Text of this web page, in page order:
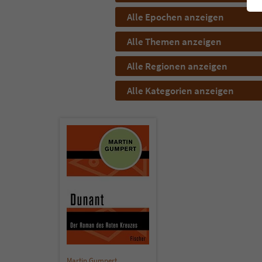
Alle Epochen anzeigen
Alle Themen anzeigen
Alle Regionen anzeigen
Alle Kategorien anzeigen